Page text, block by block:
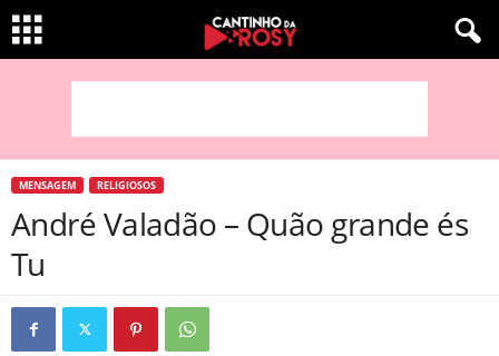
MENSAGEM RELIGIOSOS
André Valadão – Quão grande és
Tu